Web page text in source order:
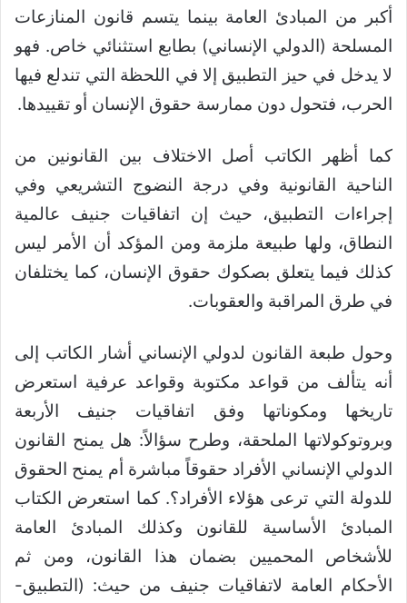
أكبر من المبادئ العامة بينما يتسم قانون المنازعات
المسلحة (الدولي الإنساني) بطابع استثنائي خاص. فهو
لا يدخل في حيز التطبيق إلا في اللحظة التي تندلع فيها
الحرب، فتحول دون ممارسة حقوق الإنسان أو تقييدها.
كما أظهر الكاتب أصل الاختلاف بين القانونين من
الناحية القانونية وفي درجة النضوج التشريعي وفي
إجراءات التطبيق، حيث إن اتفاقيات جنيف عالمية
النطاق، ولها طبيعة ملزمة ومن المؤكد أن الأمر ليس
كذلك فيما يتعلق بصكوك حقوق الإنسان، كما يختلفان
في طرق المراقبة والعقوبات.
وحول طبعة القانون لدولي الإنساني أشار الكاتب إلى
أنه يتألف من قواعد مكتوبة وقواعد عرفية استعرض
تاريخها ومكوناتها وفق اتفاقيات جنيف الأربعة
وبروتوكولاتها الملحقة، وطرح سؤالاً: هل يمنح القانون
الدولي الإنساني الأفراد حقوقاً مباشرة أم يمنح الحقوق
للدولة التي ترعى هؤلاء الأفراد؟. كما استعرض الكتاب
المبادئ الأساسية للقانون وكذلك المبادئ العامة
للأشخاص المحميين بضمان هذا القانون، ومن ثم
الأحكام العامة لاتفاقيات جنيف من حيث: (التطبيق-